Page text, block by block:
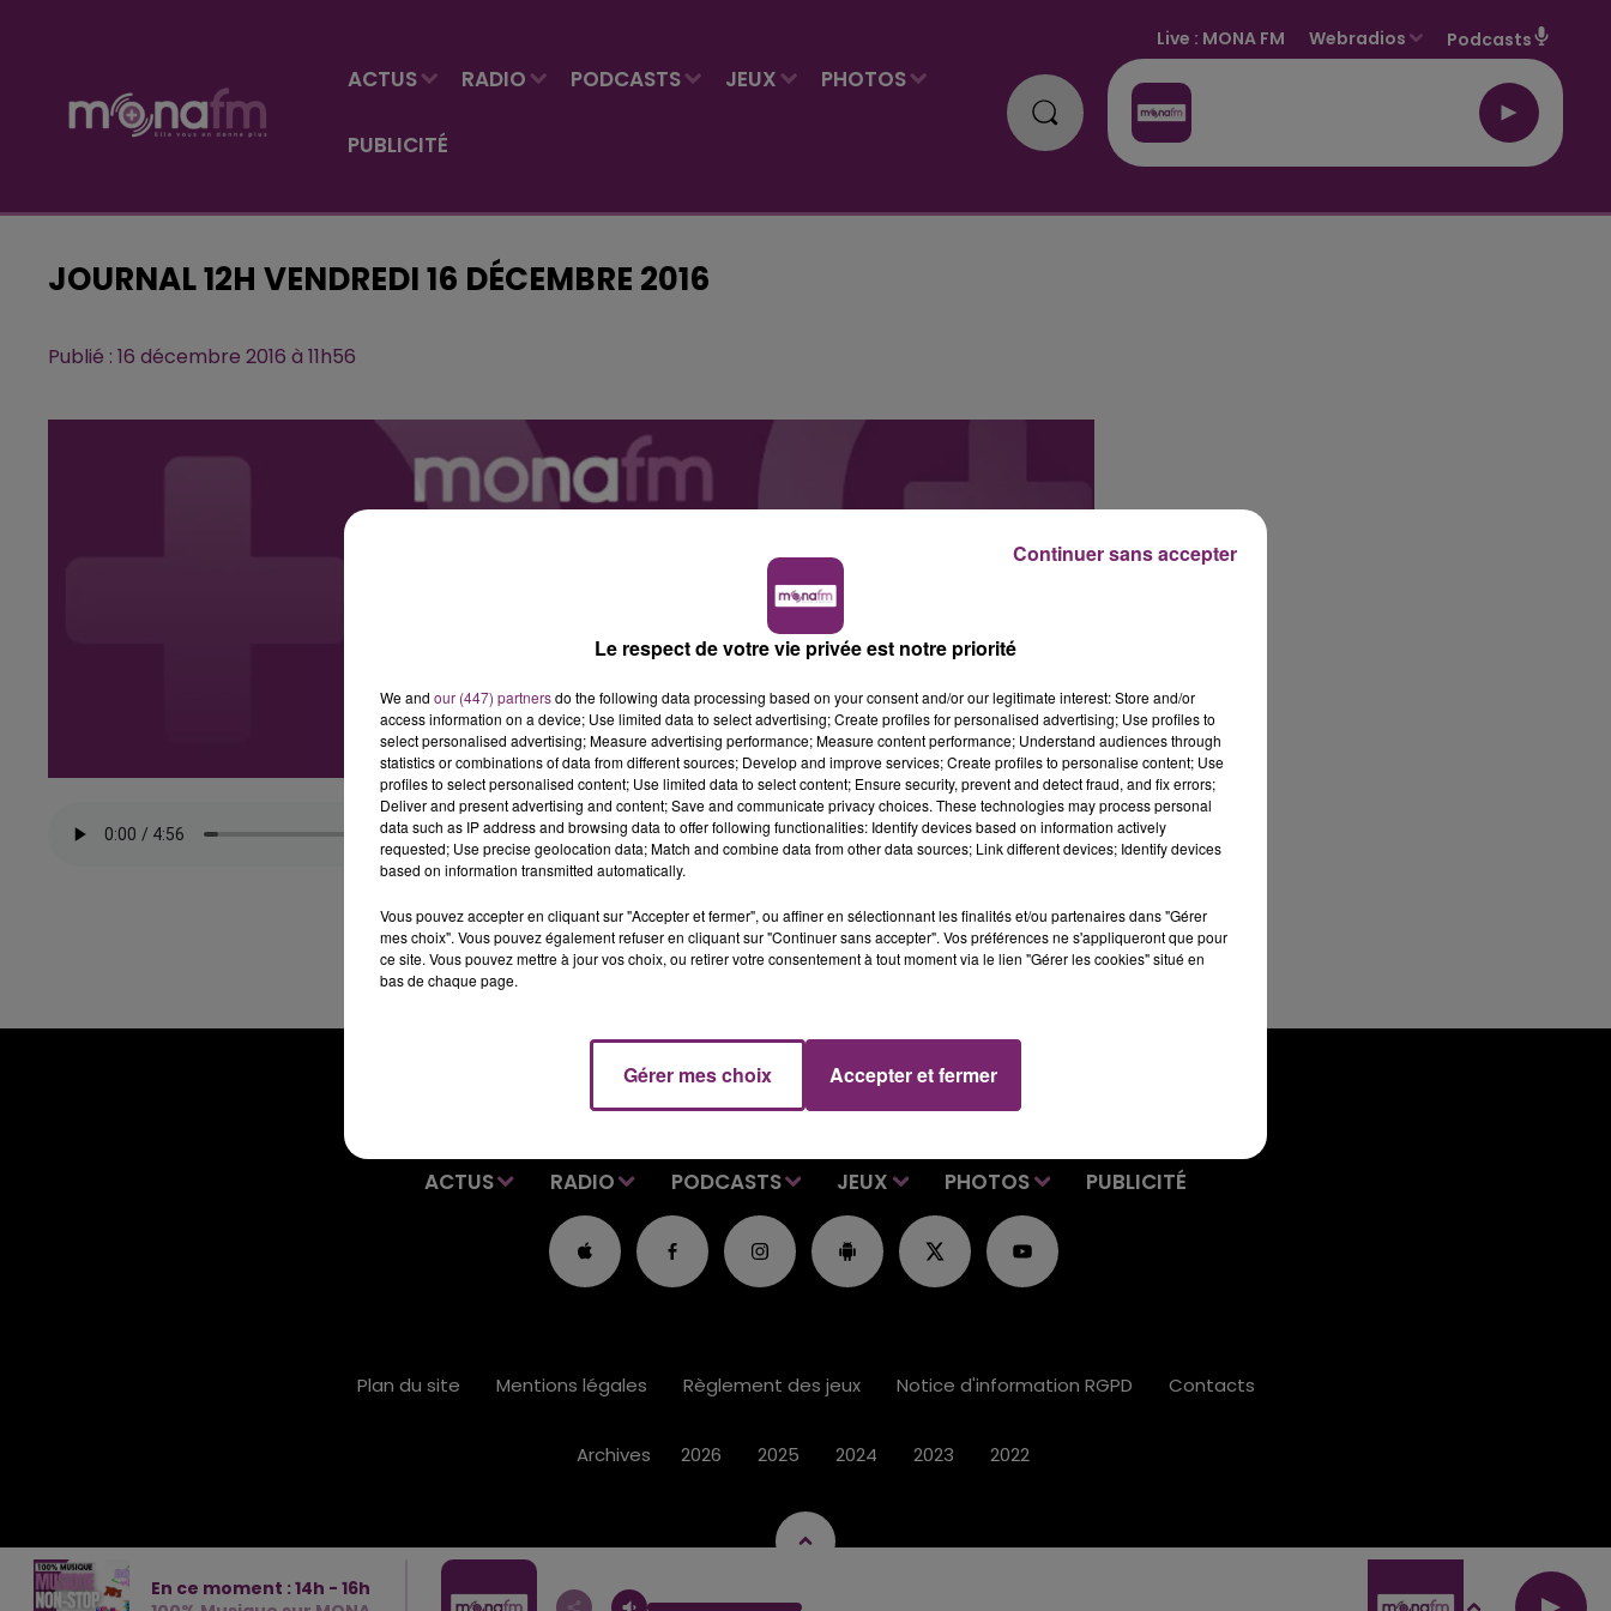
ACTUS RADIO PODCASTS JEUX PHOTOS
PUBLICITÉ
Live : MONA FM Webradios Podcasts
JOURNAL 12H VENDREDI 16 DÉCEMBRE 2016
Publié : 16 décembre 2016 à 11h56
ACTUS RADIO PODCASTS JEUX PHOTOS PUBLICITÉ
En ce moment :14h - 16h
Plan du site Mentions légales Règlement des jeux Notice d'information RGPD Contacts
Archives 2026 2025 2024 2023 2022
Le respect de votre vie privée est notre priorité
We and our (447) partnersdo the following data processing based on your consent and/or our legitimate interest: Store and/or
access information on a device; Use limited data to select advertising; Create profiles for personalised advertising; Use profiles to
select personalised advertising; Measure advertising performance; Measure content performance; Understand audiences through
statistics or combinations of data from different sources; Develop and improve services; Create profiles to personalise content; Use
profiles to select personalised content; Use limited data to select content; Ensure security, prevent and detect fraud, and fix errors;
Deliver and present advertising and content; Save and communicate privacy choices. These technologies may process personal
data such as IP address and browsing data to offer following functionalities: Identify devices based on information actively
requested; Use precise geolocation data; Match and combine data from other data sources; Link different devices; Identify devices
based on information transmitted automatically.
Vous pouvez accepter en cliquant sur "Accepter et fermer", ou affiner en sélectionnant les finalités et/ou partenaires dans "Gérer
mes choix". Vous pouvez également refuser en cliquant sur "Continuer sans accepter". Vos préférences ne s'appliqueront que pour
ce site. Vous pouvez mettre à jour vos choix, ou retirer votre consentement à tout moment via le lien "Gérer les cookies" situé en
bas de chaque page.
Gérer mes choix Accepter et fermer
Continuer sans accepter